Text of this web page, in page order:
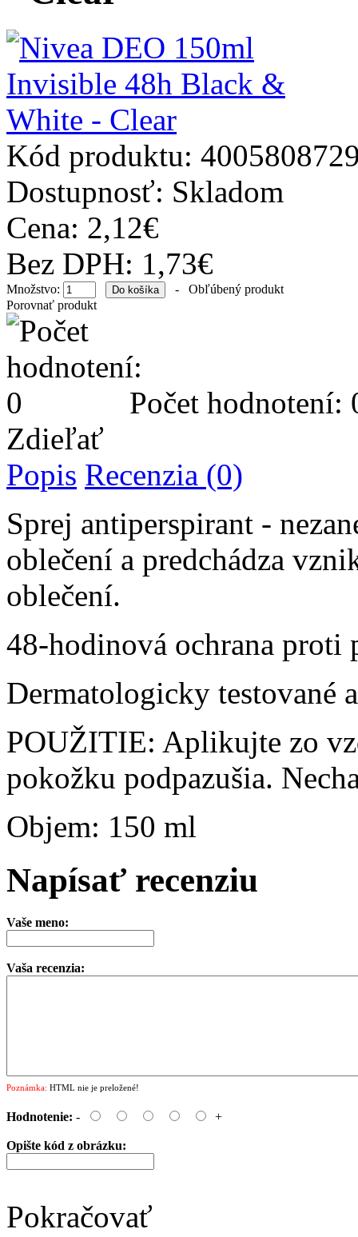
Kód produktu:
Dostupnosť: Skladom
Cena: 2,12€
Bez DPH: 1,73€
Množstvo: -
Obľúbený produkt
Porovnať produkt
Počet hodnotení:
Zdieľať
Popis Recenzia (0)
Sprej antiperspirant -
oblečení a predchádza
oblečení.
48-hodinová ochrana proti
Dermatologicky testované
POUŽITIE: Aplikujte zo
pokožku podpazušia.
Objem: 150 ml
Napísať recenziu
Vaše meno:
Vaša recenzia:
Poznámka: HTML nie je preložené!
Hodnotenie: - +
Opište kód z obrázku:
Pokračovať